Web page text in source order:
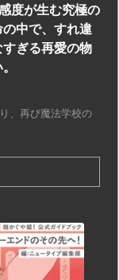
度が生む究極の
中で、すれ違
ぎる再愛の物
、再び魔法学校の